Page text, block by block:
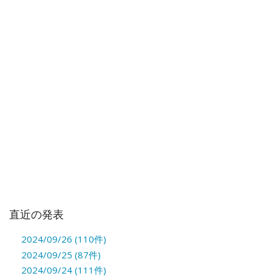
直近の発表
2024/09/26 (110件)
2024/09/25 (87件)
2024/09/24 (111件)